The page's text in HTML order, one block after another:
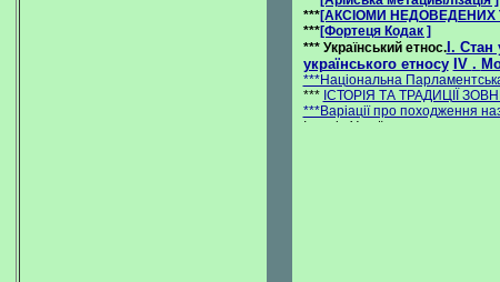
***[АКСІОМИ НЕДОВЕДЕНИХ
***[Фортеця Кодак ]
*** Український етнос.І. Стан
українського етносу IV .
***Національна Парламентська
*** ІСТОРІЯ ТА ТРАДИЦІЇ
***Варіації про походження